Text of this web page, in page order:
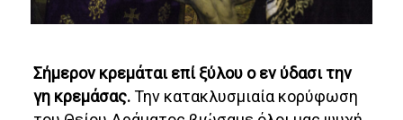
Σήμερον κρεμάται επί ξύλου ο εν ύδασι την
γη κρεμάσας.Την κατακλυσμιαία κορύφωση